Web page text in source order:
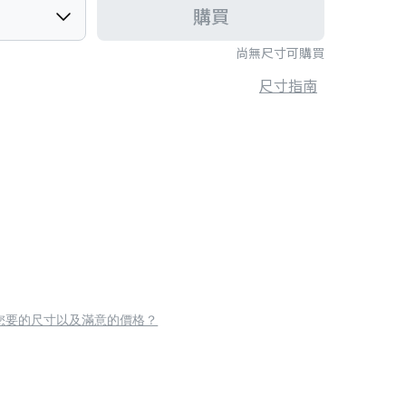
尚無尺寸可購買
購買
尺寸指南
要的尺寸以及滿意的價格？